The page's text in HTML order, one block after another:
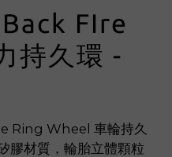
【1200120】| 買滿
！【90080】
FIre
持久環 -
Ring Wheel 車輪持久
膠材質，輪胎立體顆粒